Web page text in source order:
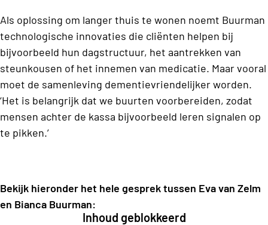
Als oplossing om langer thuis te wonen noemt Buurman
technologische innovaties die cliënten helpen bij
bijvoorbeeld hun dagstructuur, het aantrekken van
steunkousen of het innemen van medicatie. Maar vooral
moet de samenleving dementievriendelijker worden.
‘Het is belangrijk dat we buurten voorbereiden, zodat
mensen achter de kassa bijvoorbeeld leren signalen op
te pikken.’
Bekijk hieronder het hele gesprek tussen Eva van Zelm
en Bianca Buurman:
Inhoud geblokkeerd